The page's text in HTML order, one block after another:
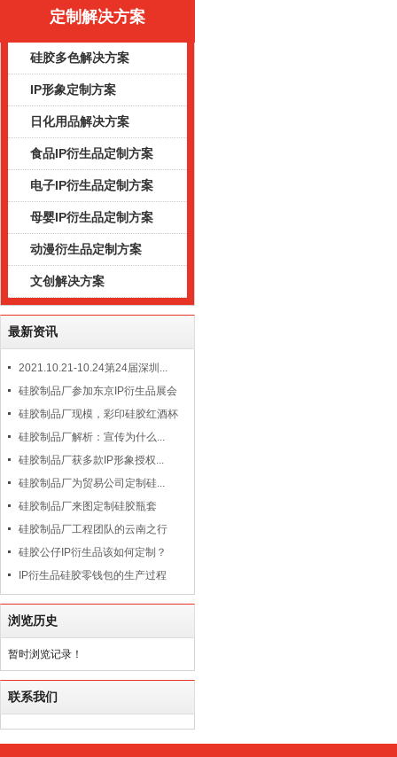
定制解决方案
硅胶多色解决方案
IP形象定制方案
日化用品解决方案
食品IP衍生品定制方案
电子IP衍生品定制方案
母婴IP衍生品定制方案
动漫衍生品定制方案
文创解决方案
最新资讯
2021.10.21-10.24第24届深圳...
硅胶制品厂参加东京IP衍生品展会
硅胶制品厂现模，彩印硅胶红酒杯
硅胶制品厂解析：宣传为什么...
硅胶制品厂获多款IP形象授权...
硅胶制品厂为贸易公司定制硅...
硅胶制品厂来图定制硅胶瓶套
硅胶制品厂工程团队的云南之行
硅胶公仔IP衍生品该如何定制？
IP衍生品硅胶零钱包的生产过程
浏览历史
暂时浏览记录！
联系我们